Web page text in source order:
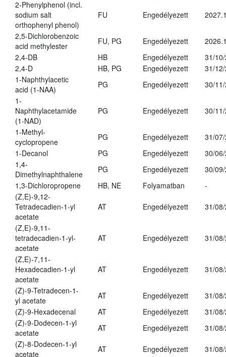
2-Phenylphenol (incl.
sodium salt
orthophenyl phenol)
FU Engedélyezett
2,5-Dichlorobenzoic
acid methylester
FU, PG Engedélyezett
2,4-DB
HB Engedélyezett
31/
2,4-D
HB, PG Engedélyezett
31/
1-Naphthylacetic
acid (1-NAA)
PG Engedélyezett
30/
1-
Naphthylacetamide
(1-NAD)
PG Engedélyezett 30/
1-Methyl-
cyclopropene
PG Engedélyezett
31/
1-Decanol
PG Engedélyezett
30/
1,4-
Dimethylnaphthalene
PG Engedélyezett
30/
1,3-Dichloropropene
HB, NE Folyamatban
-
(Z,E)-9,12-
Tetradecadien-1-yl
acetate
AT Engedélyezett 31/
(Z,E)-9,11-
tetradecadien-1-yl-
acetate
AT Engedélyezett 31/
(Z,E)-7,11-
Hexadecadien-1-yl
acetate
AT Engedélyezett 31/
(Z)-9-Tetradecen-1-
yl acetate
AT Engedélyezett
31/
(Z)-9-Hexadecenal
AT Engedélyezett
31/
(Z)-9-Dodecen-1-yl
acetate
AT Engedélyezett
31/
(Z)-8-Dodecen-1-yl
acetate
AT Engedélyezett
31/